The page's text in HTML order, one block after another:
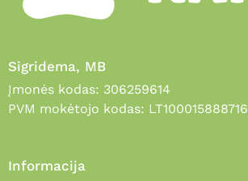
Sigridema, MB
Įmonės kodas: 306259614
PVM mokėtojo kodas: LT100015888716
Informacija